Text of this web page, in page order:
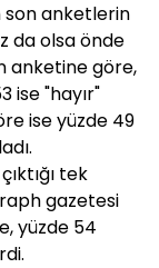
son anketlerin
da olsa önde
anketine göre,
ise "hayır"
ise yüzde 49
tek
gazetesi
yüzde 54